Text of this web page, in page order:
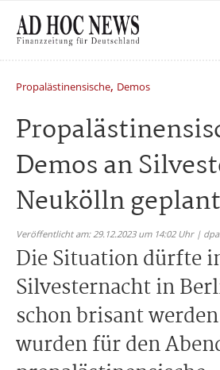
Propalästinensische, Demos
Demos an
Neukölln geplant
Veröffentlicht am: 29.12.2023 um 14:02 Uhr |
Die Situation dürfte
Silvesternacht in
schon brisant
wurden für den